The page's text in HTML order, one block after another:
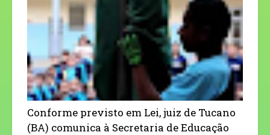
Conforme previsto em Lei, juiz de Tucano
(BA) comunica à Secretaria de Educação